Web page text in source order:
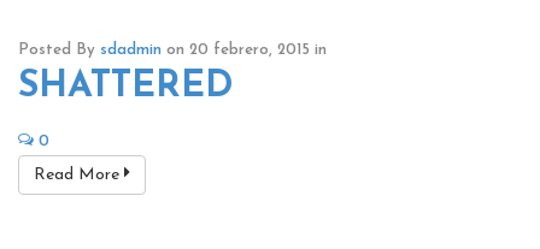
Posted By sdadmin on 20 febrero, 2015 in
SHATTERED
0
Read More